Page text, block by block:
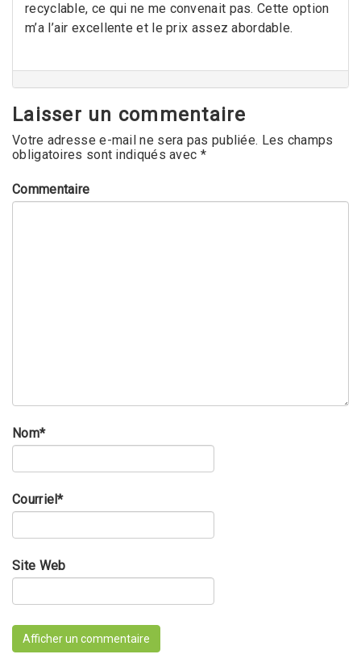
recyclable, ce qui ne me convenait pas. Cette option
m’a l’air excellente et le prix assez abordable.
Laisser un commentaire
Votre adresse e-mail ne sera pas publiée. Les champs
obligatoires sont indiqués avec *
Commentaire
Nom*
Courriel*
Site Web